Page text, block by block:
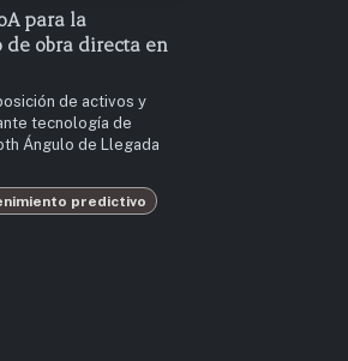
para la
obra directa en
de activos y
tecnología de
Ángulo de Llegada
predictivo